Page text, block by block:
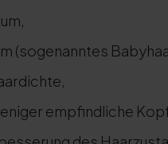
(sogenanntes
empfindliche